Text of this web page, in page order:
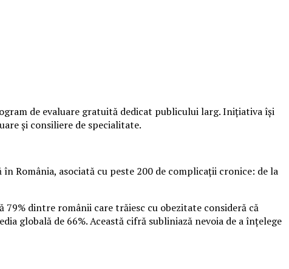
de evaluare gratuită dedicat publicului larg. Inițiativa își
și consiliere de specialitate.
România, asociată cu peste 200 de complicații cronice: de la
dintre românii care trăiesc cu obezitate consideră că
globală de 66%. Această cifră subliniază nevoia de a înțelege